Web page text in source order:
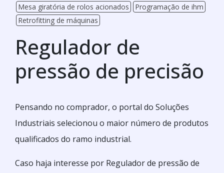
Mesa giratória de rolos acionados
Programação de ihm
Retrofitting de máquinas
Regulador de
pressão de precisão
Pensando no comprador, o portal do Soluções
Industriais selecionou o maior número de produtos
qualificados do ramo industrial.
Caso haja interesse por Regulador de pressão de